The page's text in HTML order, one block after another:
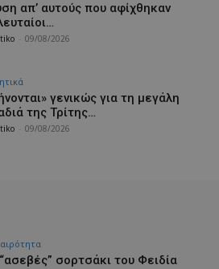
απ’ αυτούς που αφίχθηκαν
09/08/2026
γενικώς για τη μεγάλη
της Τρίτης…
09/08/2026
σορτσάκι του Φειδία